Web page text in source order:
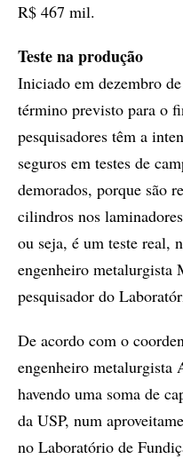
R$ 467 mil.
Teste na produção
Iniciado em dezembro
término previsto para o
pesquisadores têm a
seguros em testes de
demorados, porque são
cilindros nos
ou seja, é um teste real,
engenheiro
pesquisador do
De acordo com o
engenheiro metalurgista
havendo uma soma de
da USP, num
no Laboratório de